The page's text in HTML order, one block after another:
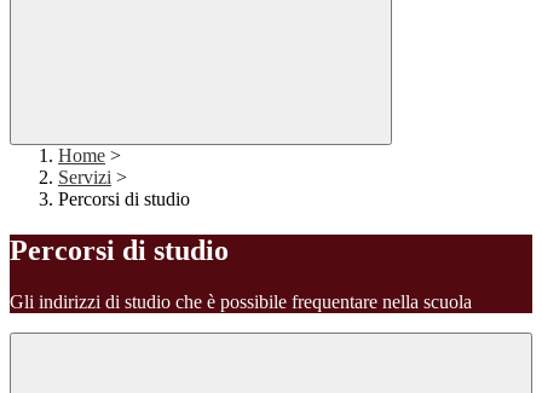
Home >
Servizi >
Percorsi di studio
Percorsi di studio
Gli indirizzi di studio che è possibile frequentare nella scuola